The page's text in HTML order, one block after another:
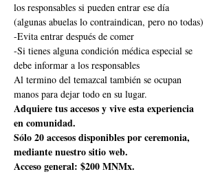
los responsables si pueden entrar ese día
(algunas abuelas lo contraindican, pero no todas)
-Evita entrar después de comer
-Si tienes alguna condición médica especial se
debe informar a los responsables
Al termino del temazcal también se ocupan
manos para dejar todo en su lugar.
Adquiere tus accesos y vive esta experiencia
en comunidad.
Sólo 20 accesos disponibles por ceremonia,
mediante nuestro sitio web.
Acceso general: $200 MNMx.